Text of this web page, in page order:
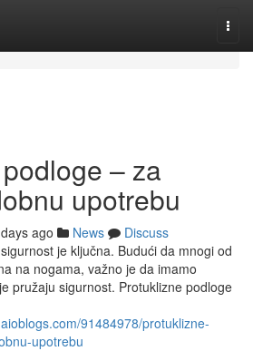
– za
upotrebu
ago News
Discuss
je ključna. Budući da mnogi od
na nogama, važno je da imamo
pružaju sigurnost. Protuklizne podloge
91484978/protuklizne-
upotrebu